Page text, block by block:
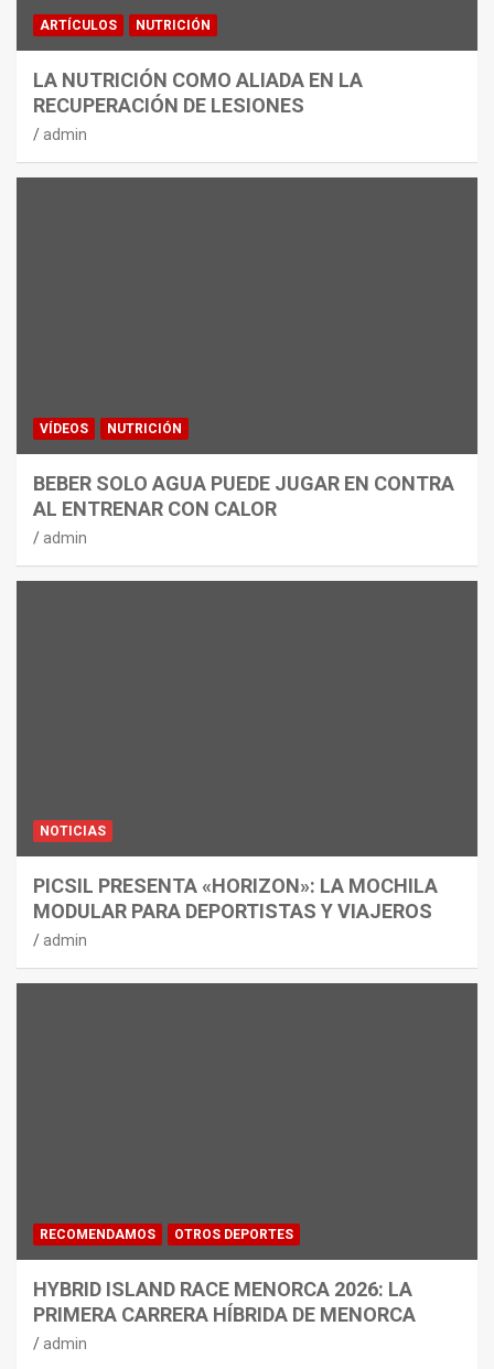
ARTÍCULOS NUTRICIÓN
LA NUTRICIÓN COMO ALIADA EN LA
RECUPERACIÓN DE LESIONES
admin
VÍDEOS NUTRICIÓN
BEBER SOLO AGUA PUEDE JUGAR EN CONTRA
AL ENTRENAR CON CALOR
admin
NOTICIAS
PICSIL PRESENTA «HORIZON»: LA MOCHILA
MODULAR PARA DEPORTISTAS Y VIAJEROS
admin
RECOMENDAMOS OTROS DEPORTES
HYBRID ISLAND RACE MENORCA 2026: LA
PRIMERA CARRERA HÍBRIDA DE MENORCA
admin